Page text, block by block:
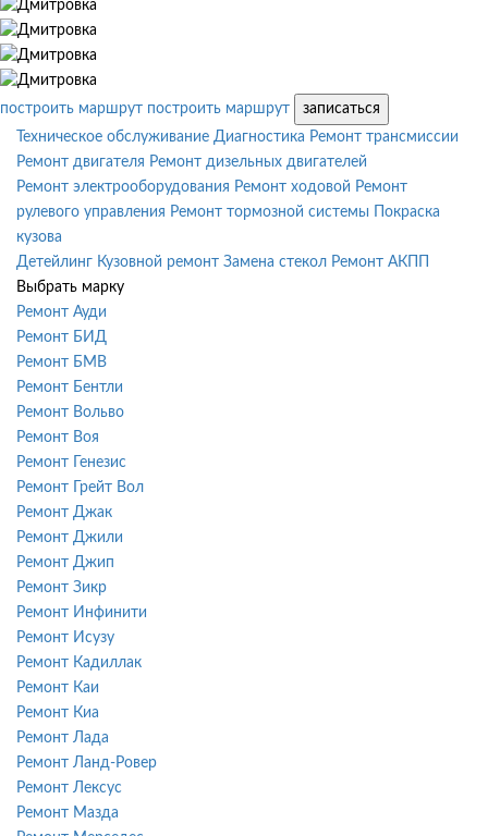
построить маршрут построить маршрут
записаться
Техническое обслуживание Диагностика Ремонт трансмиссии
Ремонт двигателя Ремонт дизельных двигателей
Ремонт электрооборудования Ремонт ходовой Ремонт
рулевого управления Ремонт тормозной системы
Покраска
кузова
Детейлинг Кузовной ремонт Замена стекол Ремонт АКПП
Выбрать марку
Ремонт Ауди
Ремонт БИД
Ремонт БМВ
Ремонт Бентли
Ремонт Вольво
Ремонт Воя
Ремонт Генезис
Ремонт Грейт Вол
Ремонт Джак
Ремонт Джили
Ремонт Джип
Ремонт Зикр
Ремонт Инфинити
Ремонт Исузу
Ремонт Кадиллак
Ремонт Каи
Ремонт Киа
Ремонт Лада
Ремонт Ланд-Ровер
Ремонт Лексус
Ремонт Мазда